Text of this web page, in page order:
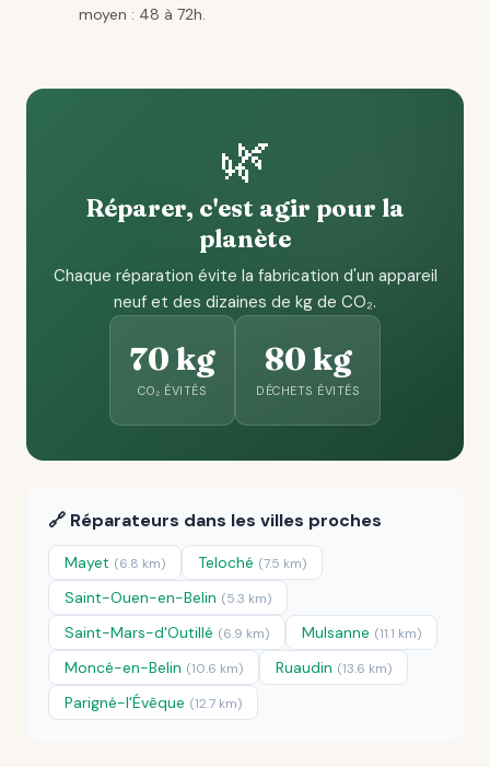
moyen : 48 à 72h.
🌿
Réparer, c'est agir pour la
planète
Chaque réparation évite la fabrication d'un appareil
neuf et des dizaines de kg de CO₂.
70 kg
CO₂ ÉVITÉS
80 kg
DÉCHETS ÉVITÉS
🔗 Réparateurs dans les villes proches
Mayet (6.8 km) Teloché (7.5 km)
Saint-Ouen-en-Belin (5.3 km)
Saint-Mars-d'Outillé (6.9 km) Mulsanne (11.1 km)
Moncé-en-Belin (10.6 km) Ruaudin (13.6 km)
Parigné-l'Évêque (12.7 km)